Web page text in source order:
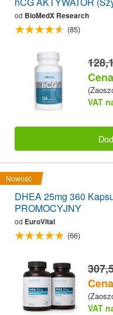
od BioMedX Research
(85)
VAT
Nowość
DHEA 25mg 360
PROMOCYJNY
od EuroVital
(66)
VAT